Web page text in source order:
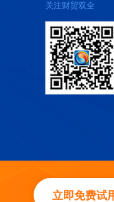
立即免费试
关注财贸双全